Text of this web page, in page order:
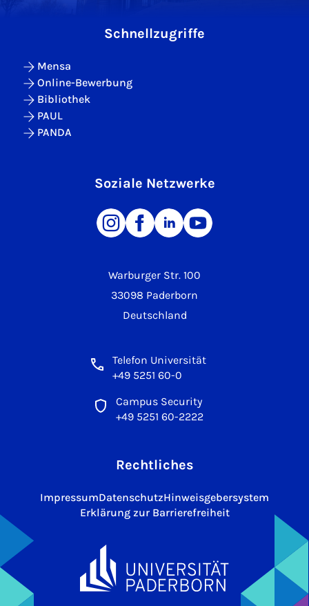
Warburger Str. 100
33098 Paderborn
Deutschland
Telefon Universität
+49 5251 60-0
Campus Security
+49 5251 60-2222
Schnellzugriffe
Mensa
Online-Bewerbung
Bibliothek
PAUL
PANDA
Soziale Netzwerke
Rechtliches
ImpressumDatenschutzHinweisgebersystem
Erklärung zur Barrierefreiheit